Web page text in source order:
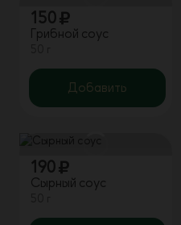
150
Грибной соус
Добавить
190
Сырный соус